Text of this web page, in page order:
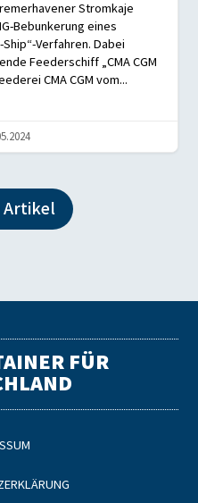
Stromkaje
Bebunkerung eines
Verfahren. Dabei
Feederschiff „CMA CGM
CMA CGM vom...
Artikel
FÜR